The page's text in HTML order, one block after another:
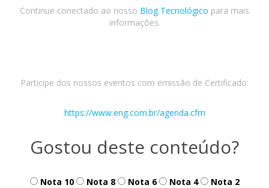
Continue conectado ao nosso Blog Tecnológico para mais
informações.
Participe dos nossos eventos com emissão de Certificado:
https://www.eng.com.br/agenda.cfm
Gostou deste conteúdo?
Nota 10 Nota 8 Nota 6 Nota 4 Nota 2